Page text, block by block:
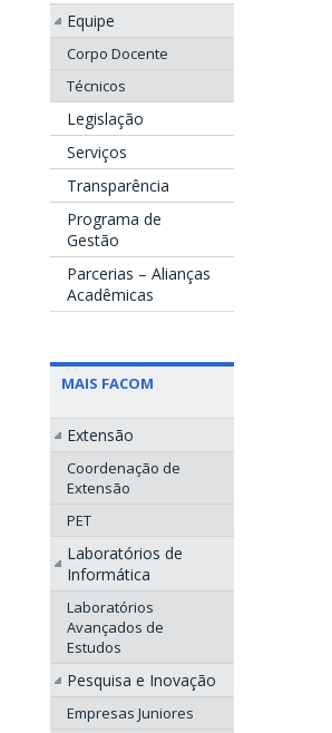
Equipe
Corpo Docente
Técnicos
Legislação
Serviços
Transparência
Programa de
Gestão
Parcerias – Alianças
Acadêmicas
MAIS FACOM
Extensão
Coordenação de
Extensão
PET
Laboratórios de
Informática
Laboratórios
Avançados de
Estudos
Pesquisa e Inovação
Empresas Juniores